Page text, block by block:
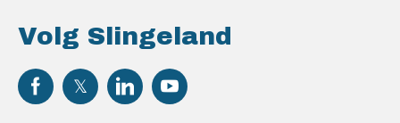
Volg Slingeland